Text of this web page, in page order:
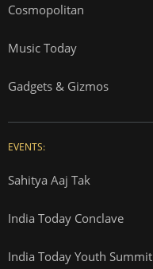
Cosmopolitan
Music Today
Gadgets & Gizmos
EVENTS:
Sahitya Aaj Tak
India Today Conclave
India Today Youth Summit